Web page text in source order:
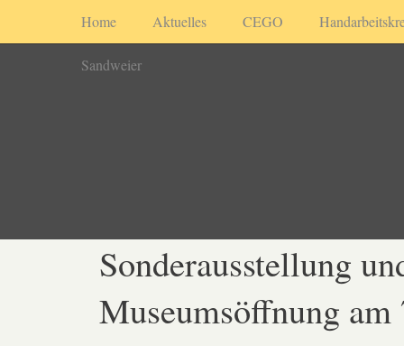
Home Aktuelles CEGO
Sandweier
Sonderausstellung
Museumsöffnung am